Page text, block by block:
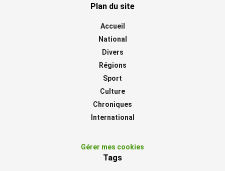
Plan du site
Accueil
National
Divers
Régions
Sport
Culture
Chroniques
International
Gérer mes cookies
Tags